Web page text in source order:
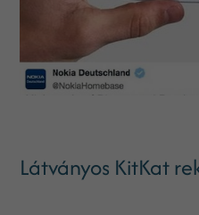
Látványos KitKat